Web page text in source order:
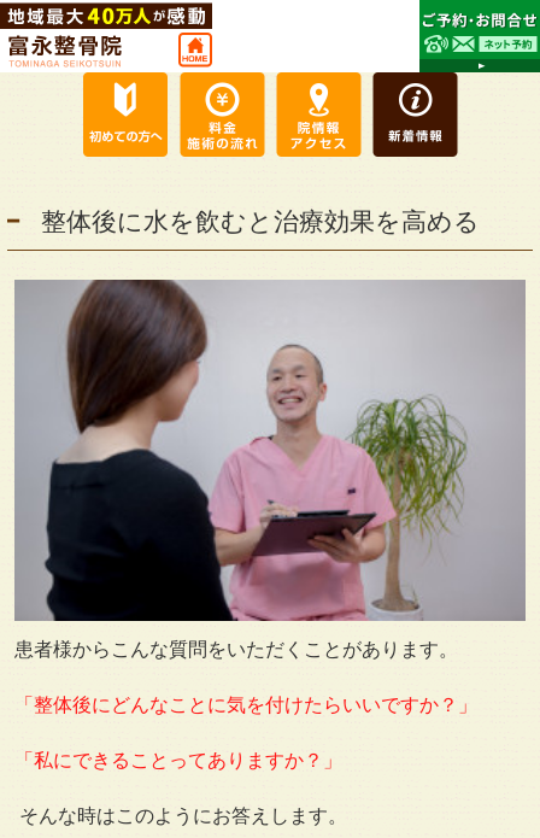
整体後に水を飲むと治療効果を高める
患者様からこんな質問をいただくことがあります。
「整体後にどんなことに気を付けたらいいですか？」
「私にできることってありますか？」
そんな時はこのようにお答えします。